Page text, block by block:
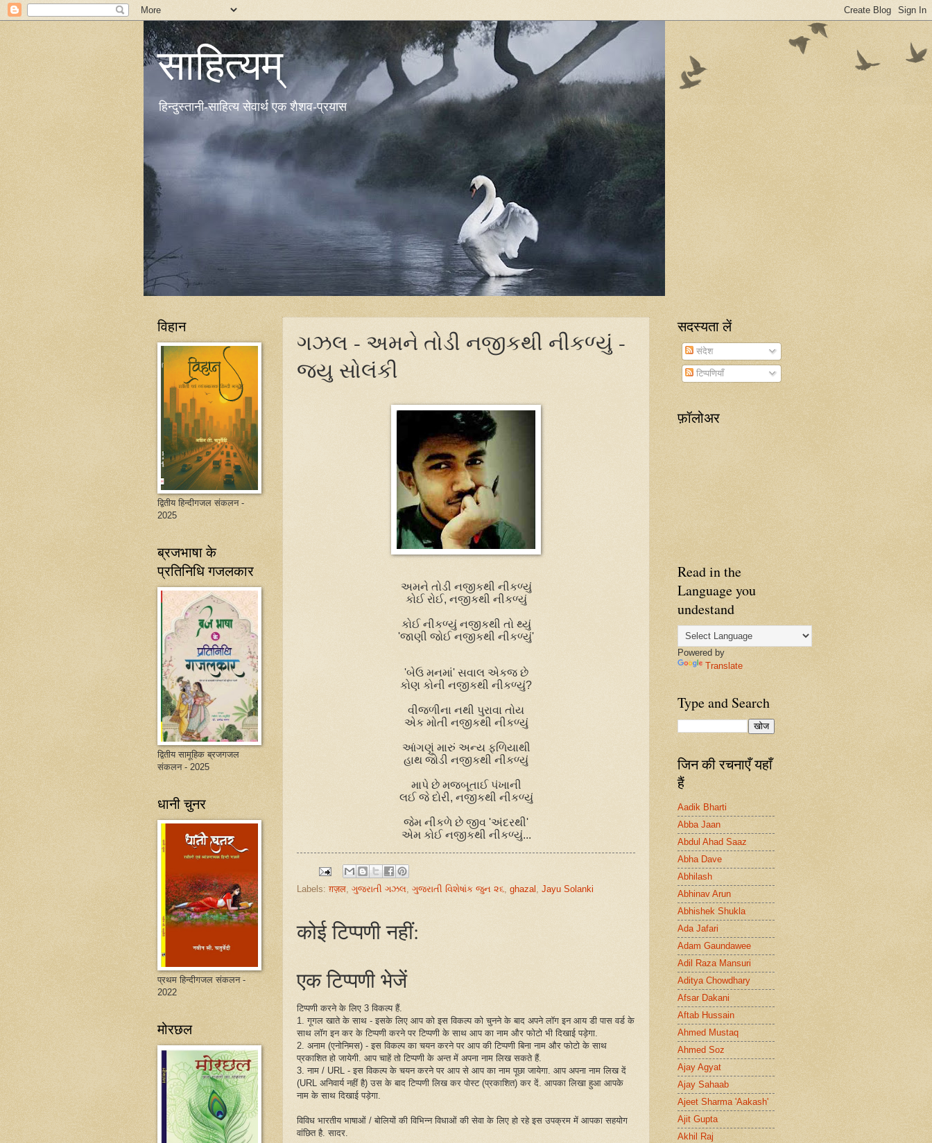
साहित्यम्
हिन्दुस्तानी-साहित्य सेवार्थ एक शैशव-प्रयास
ગઝલ - અમને તોડી નજીકથી નીકળ્યું -
જયુ સોલંકી
અમને તોડી નજીકથી નીકળ્યું
કોઈ રોઈ, નજીકથી નીકળ્યું
કોઈ નીકળ્યું નજીકથી તો થ્યું
'જાણી જોઈ નજીકથી નીકળ્યું'
'બેઉ મનમાં' સવાલ એકજ છે
કોણ કોની નજીકથી નીકળ્યું?
વીજળીના નથી પુરાવા તોય
એક મોતી નજીકથી નીકળ્યું
આંગણું મારું અન્ય ફળિયાથી
હાથ જોડી નજીકથી નીકળ્યું
માપે છે મજબૂતાઈ પંખાની
લઈ જે દોરી, નજીકથી નીકળ્યું
જેમ નીકળે છે જીવ 'અંદરથી'
એમ કોઈ નજીકથી નીકળ્યું...
Labels:ग़ज़ल, ગુજરાતી ગઝલ, ગુજરાતી વિશેષાંક જુન ૨૬, ghazal , Jayu Solanki
कोई टिप्पणी नहीं:
एक टिप्पणी भेजें
टिप्पणी करने के लिए 3 विकल्प हैं.
1. गूगल खाते के साथ - इसके लिए आप को इस विकल्प को चुनने के बाद अपने लॉग इन आय डी पास वर्ड के
साथ लॉग इन कर के टिप्पणी करने पर टिप्पणी के साथ आप का नाम और फोटो भी दिखाई पड़ेगा.
2. अनाम (एनोनिमस) - इस विकल्प का चयन करने पर आप की टिप्पणी बिना नाम और फोटो के साथ
प्रकाशित हो जायेगी. आप चाहें तो टिप्पणी के अन्त में अपना नाम लिख सकते हैं.
3. नाम / URL - इस विकल्प के चयन करने पर आप से आप का नाम पूछा जायेगा. आप अपना नाम लिख दें
(URL अनिवार्य नहीं है) उस के बाद टिप्पणी लिख कर पोस्ट (प्रकाशित) कर दें. आपका लिखा हुआ आपके
नाम के साथ दिखाई पड़ेगा.
विविध भारतीय भाषाओं / बोलियों की विभिन्न विधाओं की सेवा के लिए हो रहे इस उपक्रम में आपका सहयोग
वांछित है. सादर.
विहान
द्वितीय हिन्दीगजल संकलन -
2025
ब्रजभाषा के
प्रतिनिधि गजलकार
द्वितीय सामूहिक ब्रजगजल
संकलन - 2025
धानी चुनर
प्रथम हिन्दीगजल संकलन -
2022
मोरछल
सदस्यता लें
संदेश
टिप्पणियाँ
फ़ॉलोअर
Read in the
Language you
undestand
Powered by
Translate
Type and Search
जिन की रचनाएँ यहाँ
हैं
Aadik Bharti
Abba Jaan
Abdul Ahad Saaz
Abha Dave
Abhilash
Abhinav Arun
Abhishek Shukla
Ada Jafari
Adam Gaundawee
Adil Raza Mansuri
Aditya Chowdhary
Afsar Dakani
Aftab Hussain
Ahmed Mustaq
Ahmed Soz
Ajay Agyat
Ajay Sahaab
Ajeet Sharma 'Aakash'
Ajit Gupta
Akhil Raj